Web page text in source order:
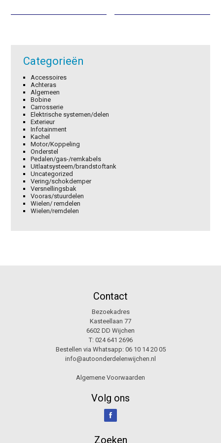
€95,45. €66,82.
€22,95. €16,07.
Categorieën
Accessoires
Achteras
Algemeen
Bobine
Carrosserie
Elektrische systemen/delen
Exterieur
Infotainment
Kachel
Motor/Koppeling
Onderstel
Pedalen/gas-/remkabels
Uitlaatsysteem/brandstoftank
Uncategorized
Vering/schokdemper
Versnellingsbak
Vooras/stuurdelen
Wielen/ remdelen
Wielen/remdelen
Contact
Bezoekadres
Kasteellaan 77
6602 DD Wijchen
T: 024 641 2696
Bestellen via Whatsapp: 06 10 14 20 05
info@autoonderdelenwijchen.nl
Algemene Voorwaarden
Volg ons
Zoeken